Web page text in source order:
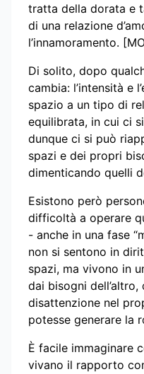
tratta della dorata e
di una relazione
l’innamoramento.
Di solito, dopo
cambia: l’intensità e
spazio a un tipo di
equilibrata, in cui ci
dunque ci si può
spazi e dei propri
dimenticando quelli
Esistono però
difficoltà a operare
- anche in una fase
non si sentono in
spazi, ma vivono in
dai bisogni dell’altro,
disattenzione nel
potesse generare la
È facile immaginare
vivano il rapporto